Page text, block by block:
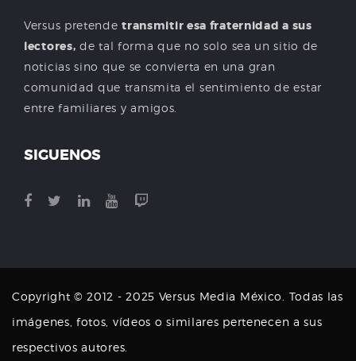
Versus pretendetransmitir esa fraternidad a sus
lectores, de tal forma que no solo sea un sitio de
noticias sino que se convierta en una gran
comunidad que transmita el sentimiento de estar
entre familiares y amigos.
SIGUENOS
Copyright © 2012 - 2025 Versus Media México. Todas las
imágenes, fotos, vídeos o similares pertenecen a sus
respectivos autores.